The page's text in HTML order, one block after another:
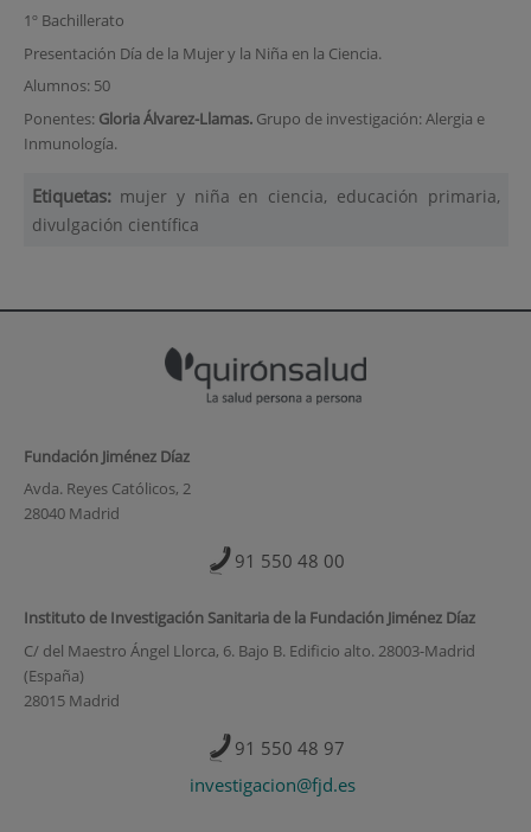
1º Bachillerato
Presentación Día de la Mujer y la Niña en la Ciencia.
Alumnos: 50
Ponentes: Gloria Álvarez-Llamas. Grupo de investigación: Alergia e
Inmunología.
Etiquetas: mujer y niña en ciencia, educación primaria,
divulgación científica
Fundación Jiménez Díaz
Avda. Reyes Católicos, 2
28040 Madrid
91 550 48 00
Instituto de Investigación Sanitaria de la Fundación Jiménez Díaz
C/ del Maestro Ángel Llorca, 6. Bajo B. Edificio alto. 28003-Madrid
(España)
28015 Madrid
91 550 48 97
investigacion@fjd.es